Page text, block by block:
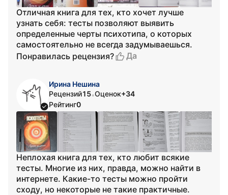
Отличная книга для тех, кто хочет лучше
узнать себя: тесты позволяют выявить
определенные черты психотипа, о которых
самостоятельно не всегда задумываешься.
Понравилась рецензия?
Да
Ирина Нешина
Рецензий15•Оценок+34
Рейтинг0
Неплохая книга для тех, кто любит всякие
тесты. Многие из них, правда, можно найти в
интернете. Какие-то тесты можно пройти
сходу, но некоторые не такие практичные.